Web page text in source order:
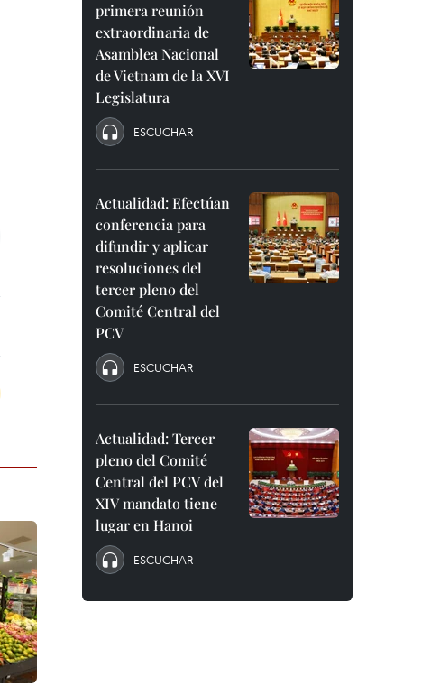
primera reunión
extraordinaria de
Asamblea Nacional
de Vietnam de la XVI
Legislatura
ESCUCHAR
Actualidad: Efectúan
conferencia para
difundir y aplicar
resoluciones del
tercer pleno del
Comité Central del
PCV
ESCUCHAR
Actualidad: Tercer
pleno del Comité
Central del PCV del
XIV mandato tiene
lugar en Hanoi
ESCUCHAR